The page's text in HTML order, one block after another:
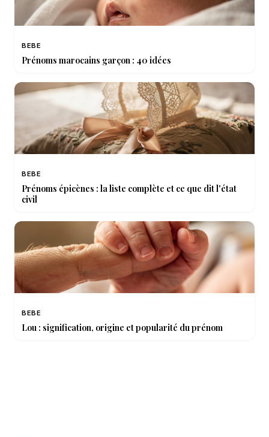
BEBE
Prénoms marocains garçon : 40 idées
BEBE
Prénoms épicènes : la liste complète et ce que dit l'état
civil
BEBE
Lou : signification, origine et popularité du prénom